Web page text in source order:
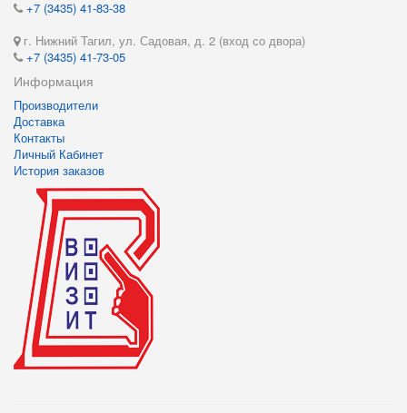
+7 (3435) 41-83-38
г. Нижний Тагил, ул. Садовая, д. 2 (вход со двора)
+7 (3435) 41-73-05
Информация
Производители
Доставка
Контакты
Личный Кабинет
История заказов